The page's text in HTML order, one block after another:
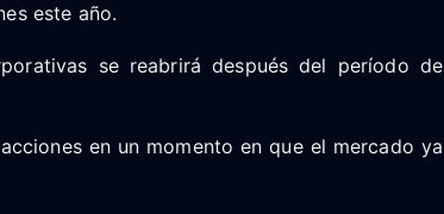
este año.
se reabrirá después del período de
en un momento en que el mercado ya